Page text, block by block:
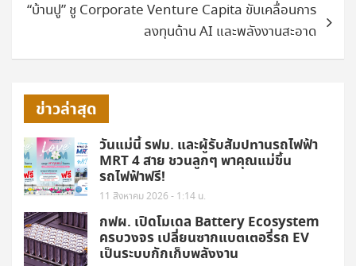
“บ้านปู” ชู Corporate Venture Capita ขับเคลื่อนการ
ลงทุนด้าน AI และพลังงานสะอาด
ข่าวล่าสุด
วันแม่นี้ รฟม. และผู้รับสัมปทานรถไฟฟ้า
MRT 4 สาย ชวนลูกๆ พาคุณแม่ขึ้น
รถไฟฟ้าฟรี!
11 สิงหาคม 2026 - 1:14 น.
กฟผ. เปิดโมเดล Battery Ecosystem
ครบวงจร เปลี่ยนซากแบตเตอรี่รถ EV
เป็นระบบกักเก็บพลังงาน